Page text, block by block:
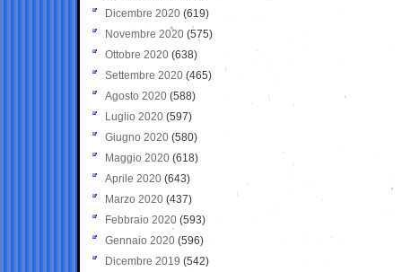
Dicembre 2020 (619)
Novembre 2020 (575)
Ottobre 2020 (638)
Settembre 2020(465)
Agosto 2020 (588)
Luglio 2020 (597)
Giugno 2020 (580)
Maggio 2020 (618)
Aprile 2020 (643)
Marzo 2020 (437)
Febbraio 2020 (593)
Gennaio 2020 (596)
Dicembre 2019 (542)